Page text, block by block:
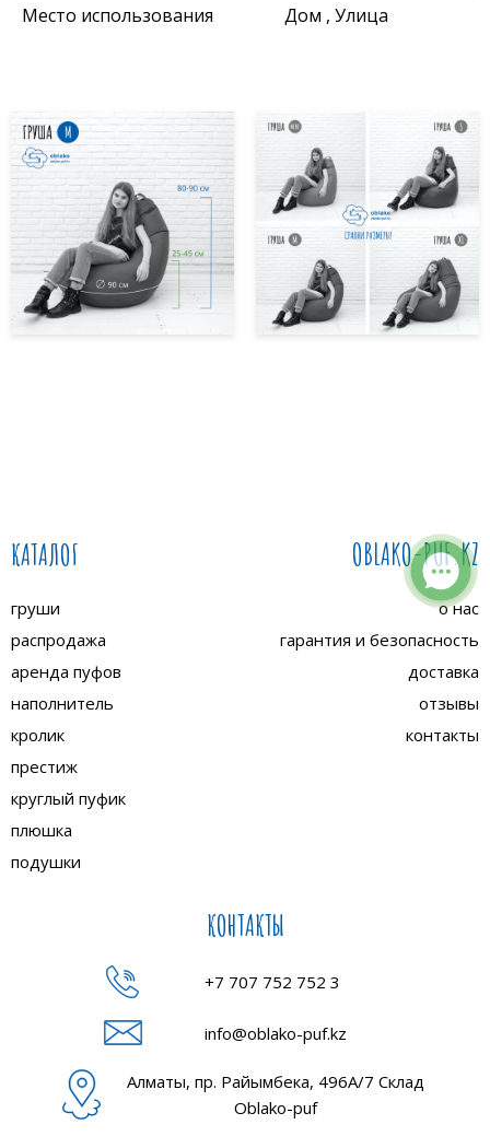
Место использования
Дом , Улица
КАТАЛОГ
груши
распродажа
аренда пуфов
наполнитель
кролик
престиж
круглый пуфик
плюшка
подушки
OBLAKO-PUF.KZ
о нас
гарантия и безопасность
доставка
отзывы
контакты
КОНТАКТЫ
+7 707 752 752 3
info@oblako-puf.kz
Алматы, пр. Райымбека, 496А/7 Склад
Oblako-puf